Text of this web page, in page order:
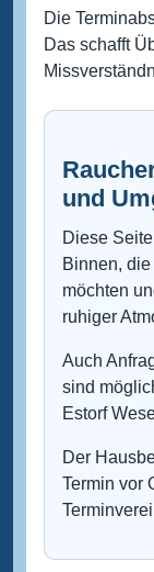
Die
Das schafft
und
Diese
Binnen,
möchten
ruhiger
Auch
sind
Estorf
Der
Termin vor